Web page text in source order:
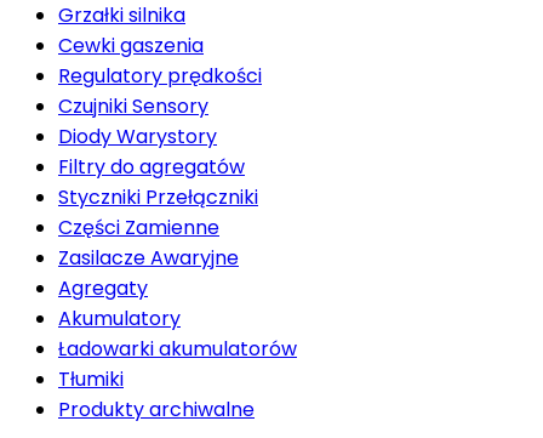
Grzałki silnika
Cewki gaszenia
Regulatory prędkości
Czujniki Sensory
Diody Warystory
Filtry do agregatów
Styczniki Przełączniki
Części Zamienne
Zasilacze Awaryjne
Agregaty
Akumulatory
Ładowarki akumulatorów
Tłumiki
Produkty archiwalne